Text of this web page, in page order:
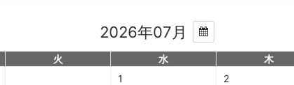
2026年07月
火 水 木
1
2